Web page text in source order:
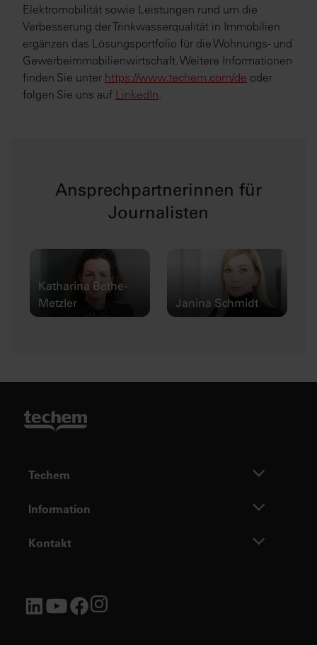
Elektromobilität sowie Leistungen rund um die
Verbesserung der Trinkwasserqualität in Immobilien
ergänzen das Lösungsportfolio für die Wohnungs- und
Gewerbeimmobilienwirtschaft. Weitere Informationen
finden Sie unter https://www.techem.com/de oder
folgen Sie uns auf LinkedIn
Ansprechpartnerinnen für
Journalisten
Katharina Bathe-
Metzler
Janina Schmidt
Techem
Information
Kontakt